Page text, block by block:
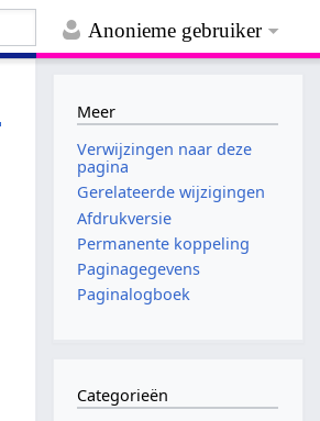
Anonieme gebruiker
Meer
Verwijzingen naar deze
pagina
Gerelateerde wijzigingen
Afdrukversie
Permanente koppeling
Paginagegevens
Paginalogboek
Categorieën